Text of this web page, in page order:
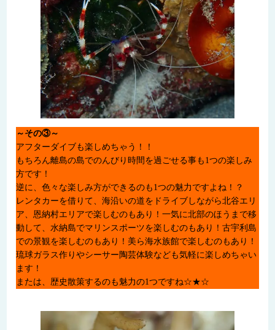
～その③～
アフターダイブも楽しめちゃう！！
もちろん離島の島でのんびり時間を過ごせる事も1つの楽しみ
方です！
逆に、色々な楽しみ方ができるのも1つの魅力ですよね！？
レンタカーを借りて、海沿いの道をドライブしながら北谷エリ
ア、恩納村エリアで楽しむのもあり！一気に北部のほうまで移
動して、水納島でマリンスポーツを楽しむのもあり！古宇利島
での景観を楽しむのもあり！美ら海水族館で楽しむのもあり！
琉球ガラス作りやシーサー陶芸体験なども気軽に楽しめちゃい
ます！
または、歴史散策するのも魅力の1つですね☆★☆